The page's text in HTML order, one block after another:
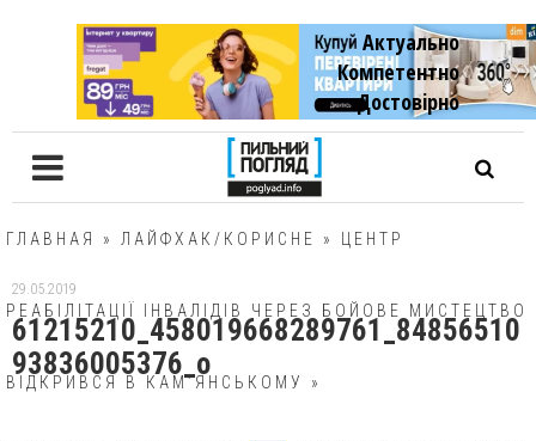
Актуально
Компетентно
Достовiрно
ГЛАВНАЯ » ЛАЙФХАК/КОРИСНЕ » ЦЕНТР
РЕАБІЛІТАЦІЇ ІНВАЛІДІВ ЧЕРЕЗ БОЙОВЕ МИСТЕЦТВО
ВІДКРИВСЯ В КАМ’ЯНСЬКОМУ »
29.05.2019
61215210_458019668289761_84856510
93836005376_o